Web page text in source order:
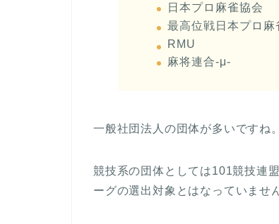
日本プロ麻雀協会
最高位戦日本プロ麻
RMU
麻将連合-μ-
一般社団法人の団体が多いですね。
競技系の団体としては101競技連
ーグの選出対象とはなっていませ